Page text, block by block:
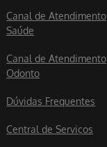
Canal de Atendimento
Saúde
Canal de Atendimento
Odonto
Dúvidas Frequentes
Central de Serviços